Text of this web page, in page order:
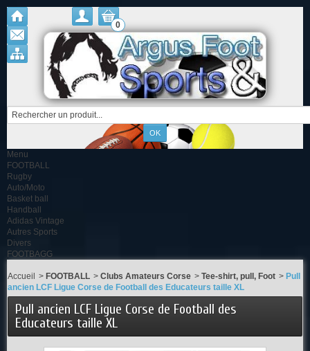
0
Menu
FOOTBALL
Rugby
Auto/Moto
Basket ball
Handball
Adidas Vintage
Autres Sports
Divers
FOOTBAGG
Accueil > FOOTBALL > Clubs Amateurs Corse > Tee-shirt, pull, Foot > Pull
ancien LCF Ligue Corse de Football des Educateurs taille XL
Pull ancien LCF Ligue Corse de Football des
Educateurs taille XL